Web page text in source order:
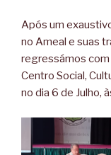
Após um
no Ameal e suas
regressámos com
Centro Social,
no dia 6 de Julho,